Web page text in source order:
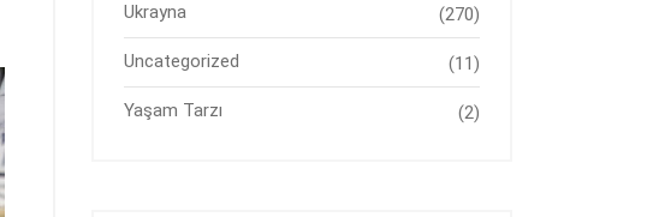
Ukrayna (270)
Uncategorized (11)
Yaşam Tarzı (2)